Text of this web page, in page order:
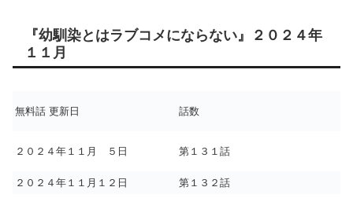
『幼馴染とはラブコメにならない』２０２４年
１１月
無料話 更新日 話数
２０２４年１１月 ５日 第１３１話
２０２４年１１月１２日
第１３２話